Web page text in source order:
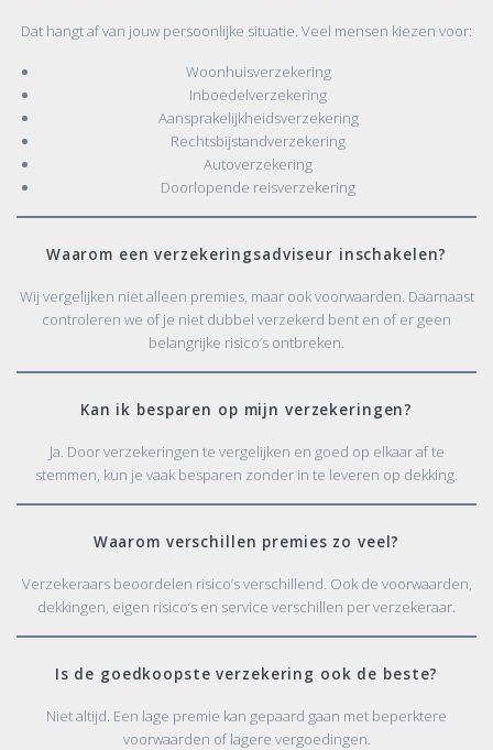
Dat hangt af van jouw persoonlijke situatie. Veel mensen kiezen voor:
Woonhuisverzekering
Inboedelverzekering
Aansprakelijkheidsverzekering
Rechtsbijstandverzekering
Autoverzekering
Doorlopende reisverzekering
Waarom een verzekeringsadviseur inschakelen?
Wij vergelijken niet alleen premies, maar ook voorwaarden. Daarnaast
controleren we of je niet dubbel verzekerd bent en of er geen
belangrijke risico’s ontbreken.
Kan ik besparen op mijn verzekeringen?
Ja. Door verzekeringen te vergelijken en goed op elkaar af te
stemmen, kun je vaak besparen zonder in te leveren op dekking.
Waarom verschillen premies zo veel?
Verzekeraars beoordelen risico’s verschillend. Ook de voorwaarden,
dekkingen, eigen risico’s en service verschillen per verzekeraar.
Is de goedkoopste verzekering ook de beste?
Niet altijd. Een lage premie kan gepaard gaan met beperktere
voorwaarden of lagere vergoedingen.